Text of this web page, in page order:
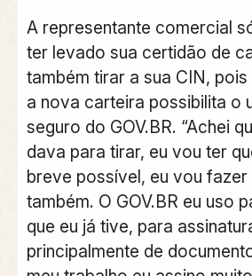
A representante comercial
ter levado sua certidão de
também tirar a sua CIN,
a nova carteira possibilita o
seguro do GOV.BR. “Achei
dava para tirar, eu vou ter
breve possível, eu vou fazer
também. O GOV.BR eu uso
que eu já tive, para
principalmente de